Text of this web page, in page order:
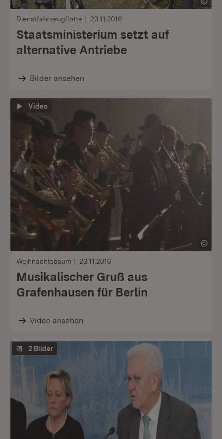
Dienstfahrzeugflotte 23.11.2016
Staatsministerium setzt auf
alternative Antriebe
Bilder ansehen
Video
Weihnachtsbaum 23.11.2016
Musikalischer Gruß aus
Grafenhausen für Berlin
Video ansehen
2 Bilder